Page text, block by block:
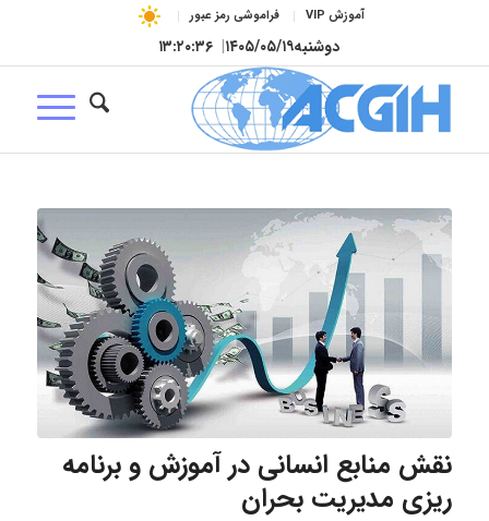
آموزش VIP فراموشی رمز عبور
دوشنبه۱۴۰۵/۰۵/۱۹| ۱۳:۲۰:۳۷
نقش منابع انسانی در آموزش و برنامه
ریزی مدیریت بحران